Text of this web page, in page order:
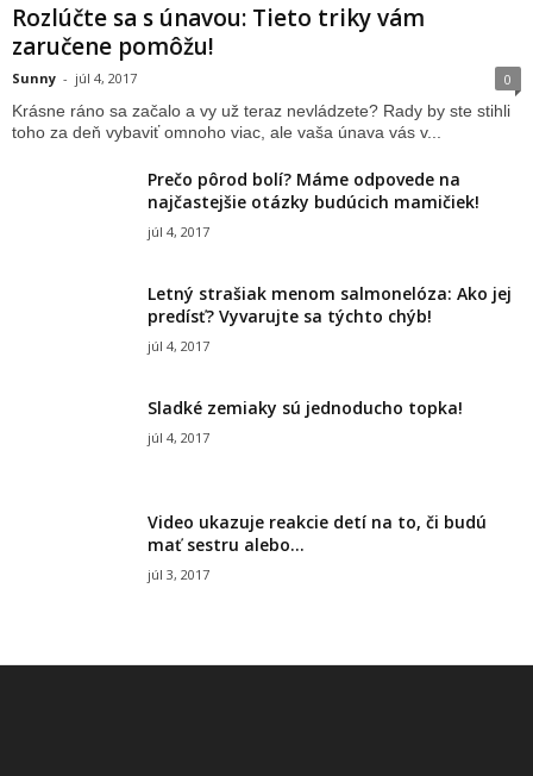
Rozlúčte sa s únavou: Tieto triky vám
zaručene pomôžu!
Sunny - júl 4, 2017 0
Krásne ráno sa začalo a vy už teraz nevládzete? Rady by ste stihli
toho za deň vybaviť omnoho viac, ale vaša únava vás v...
Prečo pôrod bolí? Máme odpovede na
najčastejšie otázky budúcich mamičiek!
júl 4, 2017
Letný strašiak menom salmonelóza: Ako jej
predísť? Vyvarujte sa týchto chýb!
júl 4, 2017
Sladké zemiaky sú jednoducho topka!
júl 4, 2017
Video ukazuje reakcie detí na to, či budú
mať sestru alebo...
júl 3, 2017